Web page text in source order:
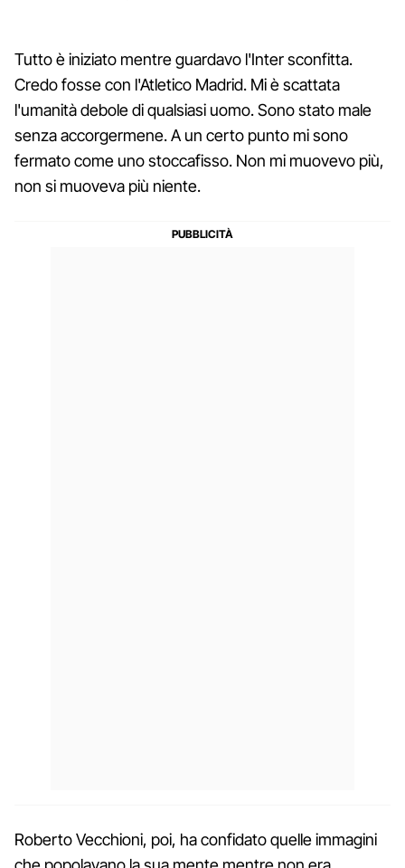
Tutto è iniziato mentre guardavo l'Inter sconfitta.
Credo fosse con l'Atletico Madrid. Mi è scattata
l'umanità debole di qualsiasi uomo. Sono stato male
senza accorgermene. A un certo punto mi sono
fermato come uno stoccafisso. Non mi muovevo più,
non si muoveva più niente.
Roberto Vecchioni, poi, ha confidato quelle immagini